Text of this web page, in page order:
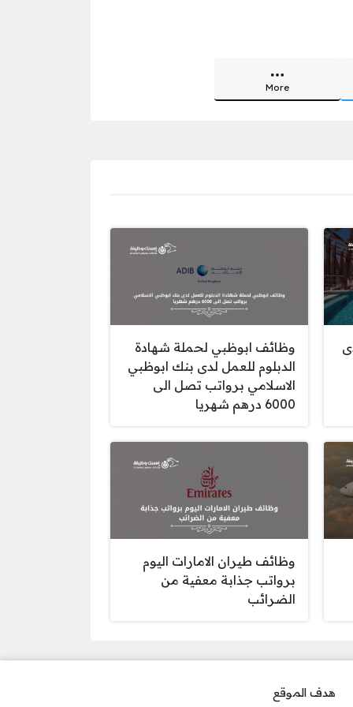
More
وظائف ابوظبي لحملة شهادة
الدبلوم للعمل لدى بنك ابوظبي
الاسلامي برواتب تصل الى
6000 درهم شهريا
وظائف طيران الامارات اليوم
برواتب جذابة معفية من
الضرائب
هدف الموقع